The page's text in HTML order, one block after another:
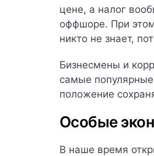
цене, а налог
оффшоре. При
никто не знает,
Бизнесмены и
самые
положение
Особые
В наше время